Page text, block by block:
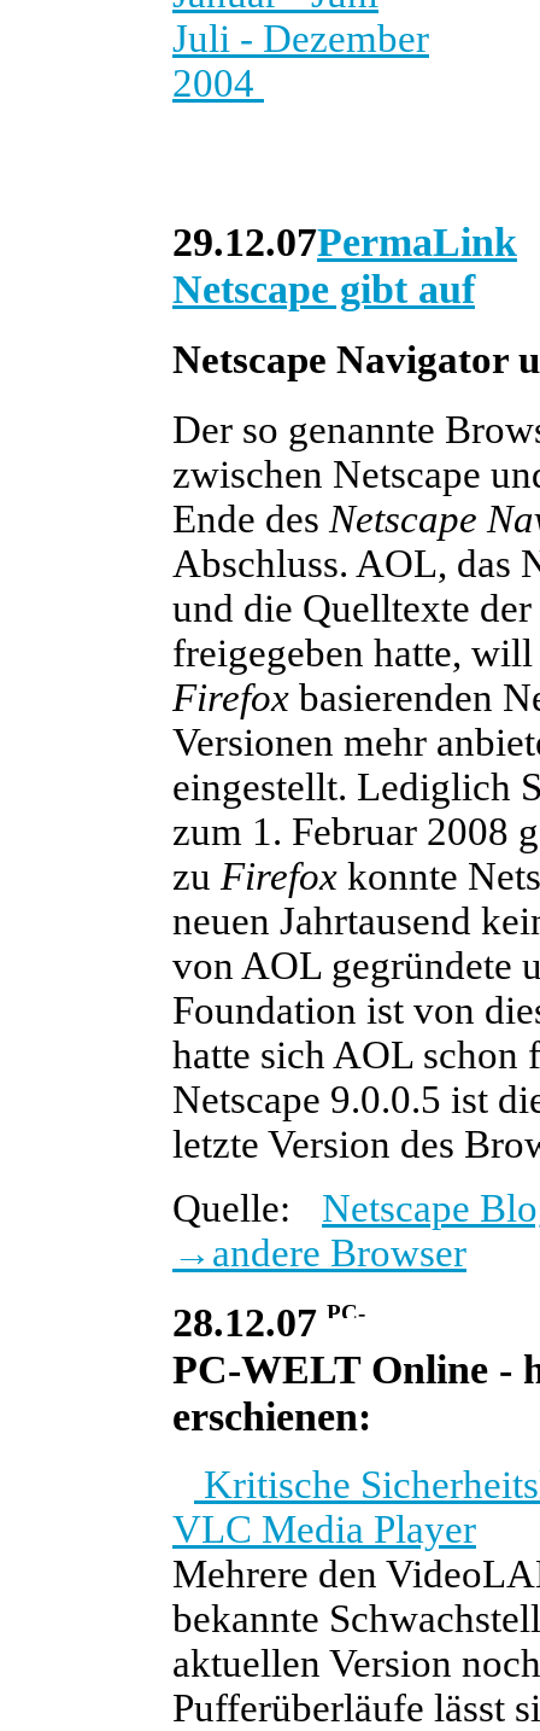
Juli - Dezember
2004
29.12.07PermaLink
Netscape gibt auf
Netscape Navigator
Der so genannte
zwischen Netscape
Ende des Netscape
Abschluss. AOL, das
und die Quelltexte
freigegeben hatte,
Firefox basierenden
Versionen mehr
eingestellt. Lediglich
zum 1. Februar 2008
zu Firefox konnte
neuen Jahrtausend
von AOL gegründete
Foundation ist von
hatte sich AOL schon
Netscape 9.0.0.5 ist
letzte Version des
Quelle:
Netscape
→andere Browser
28.12.07
PC-WELT Online -
erschienen:
Kritische
VLC Media Player
Mehrere den
bekannte
aktuellen Version
Pufferüberläufe lässt